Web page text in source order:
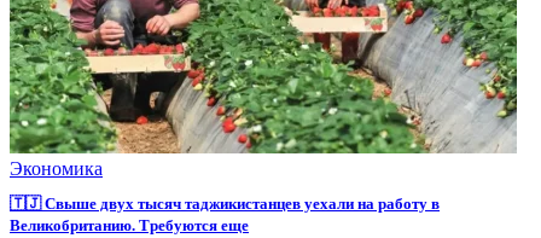
Экономика
🇹🇯 Свыше двух тысяч таджикистанцев уехали на работу в
Великобританию. Требуются еще